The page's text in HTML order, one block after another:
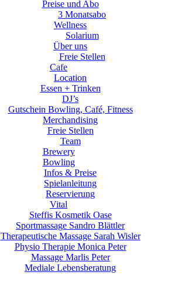
Preise und Abo
3 Monatsabo
Wellness
Solarium
Über uns
Freie Stellen
Cafe
Location
Essen + Trinken
DJ’s
Gutschein Bowling, Café, Fitness
Merchandising
Freie Stellen
Team
Brewery
Bowling
Infos & Preise
Spielanleitung
Reservierung
Vital
Steffis Kosmetik Oase
Sportmassage Sandro Blättler
Therapeutische Massage Sarah Wisler
Physio Therapie Monica Peter
Massage Marlis Peter
Mediale Lebensberatung